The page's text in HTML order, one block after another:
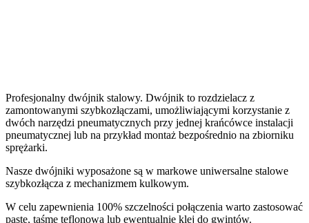
Profesjonalny dwójnik stalowy. Dwójnik to rozdzielacz z
zamontowanymi szybkozłączami, umożliwiającymi korzystanie z
dwóch narzędzi pneumatycznych przy jednej krańcówce instalacji
pneumatycznej lub na przykład montaż bezpośrednio na zbiorniku
sprężarki.
Nasze dwójniki wyposażone są w markowe uniwersalne stalowe
szybkozłącza z mechanizmem kulkowym.
W celu zapewnienia 100% szczelności połączenia warto zastosować
pastę, taśmę teflonową lub ewentualnie klej do gwintów.